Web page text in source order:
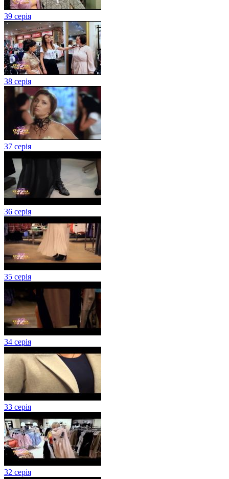
39 серія
38 серія
37 серія
36 серія
35 серія
34 серія
33 серія
32 серія